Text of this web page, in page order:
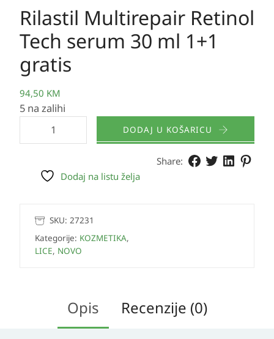
Rilastil Multirepair Retinol
Tech serum 30 ml 1+1
gratis
94,50 KM
5 na zalihi
DODAJ U KOŠARICU
Share:
Dodaj na listu želja
SKU: 27231
Kategorije: KOZMETIKA,
LICE, NOVO
Opis Recenzije (0)